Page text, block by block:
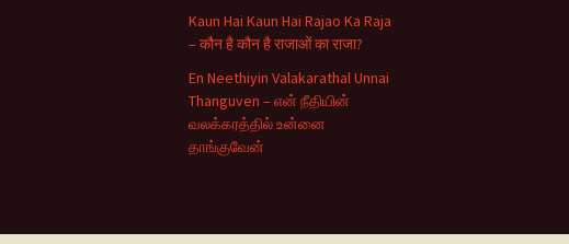
Kaun Hai Kaun Hai Rajao Ka Raja
– कौन है कौन है राजाओं का राजा?
En Neethiyin Valakarathal Unnai
Thanguven – என் நீதியின்
வலக்கரத்தில் உன்னை
தாங்குவேன்